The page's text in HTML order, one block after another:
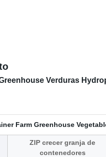
Verduras
ZIP crecer granja de
contenedores